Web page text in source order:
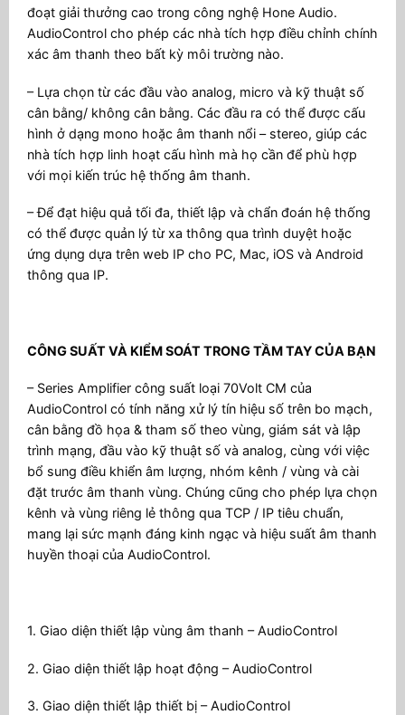
đoạt giải thưởng cao trong công nghệ Hone Audio.
AudioControl cho phép các nhà tích hợp điều chỉnh chính
xác âm thanh theo bất kỳ môi trường nào.
– Lựa chọn từ các đầu vào analog, micro và kỹ thuật số
cân bằng/ không cân bằng. Các đầu ra có thể được cấu
hình ở dạng mono hoặc âm thanh nổi – stereo, giúp các
nhà tích hợp linh hoạt cấu hình mà họ cần để phù hợp
với mọi kiến ​​trúc hệ thống âm thanh.
– Để đạt hiệu quả tối đa, thiết lập và chẩn đoán hệ thống
có thể được quản lý từ xa thông qua trình duyệt hoặc
ứng dụng dựa trên web IP cho PC, Mac, iOS và Android
thông qua IP.
CÔNG SUẤT VÀ KIỂM SOÁT TRONG TẦM TAY CỦA BẠN
– Series Amplifier công suất loại 70Volt CM của
AudioControl có tính năng xử lý tín hiệu số trên bo mạch,
cân bằng đồ họa & tham số theo vùng, giám sát và lập
trình mạng, đầu vào kỹ thuật số và analog, cùng với việc
bổ sung điều khiển âm lượng, nhóm kênh / vùng và cài
đặt trước âm thanh vùng. Chúng cũng cho phép lựa chọn
kênh và vùng riêng lẻ thông qua TCP / IP tiêu chuẩn,
mang lại sức mạnh đáng kinh ngạc và hiệu suất âm thanh
huyền thoại của AudioControl.
1. Giao diện thiết lập vùng âm thanh – AudioControl
2. Giao diện thiết lập hoạt động – AudioControl
3. Giao diện thiết lập thiết bị – AudioControl